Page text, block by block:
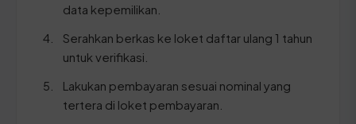
data kepemilikan.
Serahkan berkas ke loket daftar ulang 1 tahun
untuk verifikasi.
Lakukan pembayaran sesuai nominal yang
tertera di loket pembayaran.